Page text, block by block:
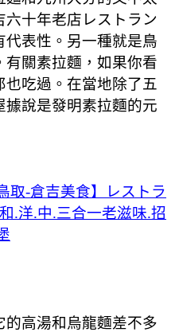
六十年老店 レストラン
代表性。另一種就是鳥
關素拉麵，如果你看
吃過。在當地除了五
據說是發明素拉麵的元
取-倉吉美食】レストラ
.洋.中.三合一老滋味.招
高湯和烏龍麵差不多